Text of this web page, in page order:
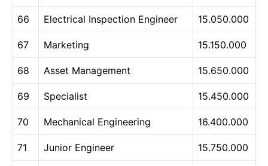
66 Electrical Inspection Engineer 15.050.000
67 Marketing 15.150.000
68 Asset Management 15.650.000
69 Specialist 15.450.000
70 Mechanical Engineering 16.400.000
71 Junior Engineer 15.750.000